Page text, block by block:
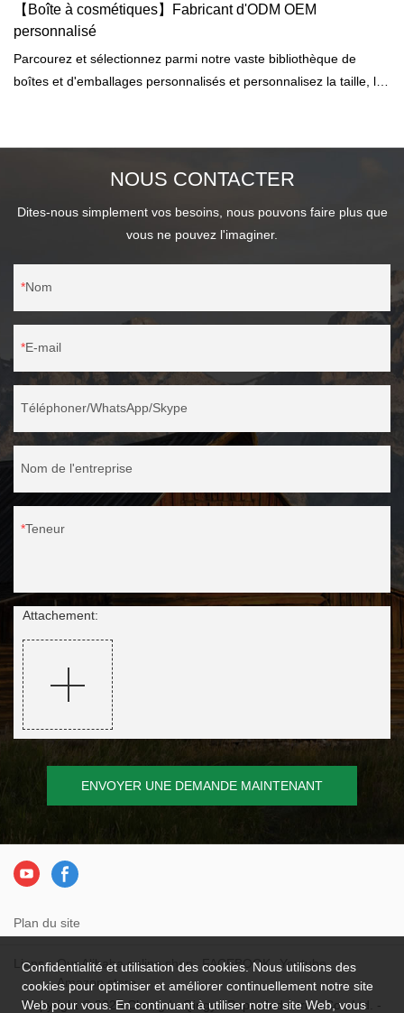
【Boîte à cosmétiques】Fabricant d'ODM OEM
personnalisé
Parcourez et sélectionnez parmi notre vaste bibliothèque de
boîtes et d'emballages personnalisés et personnalisez la taille, le
NOUS CONTACTER
Dites-nous simplement vos besoins, nous pouvons faire plus que
vous ne pouvez l'imaginer.
Nom
E-mail
Téléphoner/WhatsApp/Skype
Nom de l'entreprise
Teneur
Attachement:
ENVOYER UNE DEMANDE MAINTENANT
Plan du site
Liens：Our Alibaba online shop FACEBOOK
Youtube
Amazon store
Copyright © 2026 Chengdu Qingya Paper Industries Co., Ltd. -
Confidentialité et utilisation des cookies. Nous utilisons des
cookies pour optimiser et améliorer continuellement notre site
Web pour vous. En continuant à utiliser notre site Web, vous